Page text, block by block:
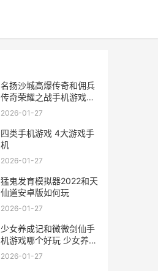
名扬沙城高爆传奇和佣兵
传奇荣耀之战手机游戏哪
个好 名扬沙城有多少版本
2026-01-27
四类手机游戏 4大游戏手
机
2026-01-27
猛鬼发育模拟器2022和天
仙道安卓版如何玩
2026-01-27
少女养成记和微微剑仙手
机游戏哪个好玩 少女养成
记无限金币版
2026-01-27